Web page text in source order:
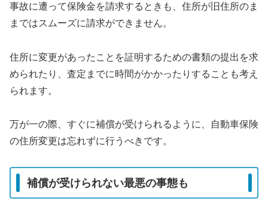
事故に遭って保険金を請求するときも、住所が旧住所のま
まではスムーズに請求ができません。
住所に変更があったことを証明するための書類の提出を求
められたり、査定までに時間がかかったりすることも考え
られます。
万が一の際、すぐに補償が受けられるように、自動車保険
の住所変更は忘れずに行うべきです。
補償が受けられない最悪の事態も